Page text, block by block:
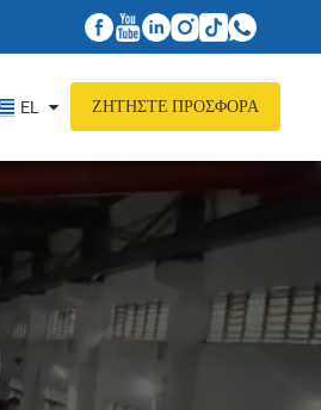
EL ΖΗΤΉΣΤΕ ΠΡΟΣΦΟΡΆ